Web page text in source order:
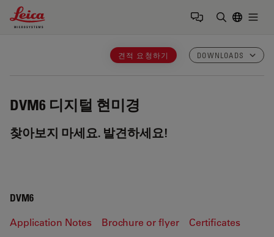
Leica Microsystems Logo
견적 요청하기 DOWNLOADS
DVM6 디지털 현미경
찾아보지 마세요. 발견하세요!
DVM6
Application Notes Brochure or flyer
Certificates